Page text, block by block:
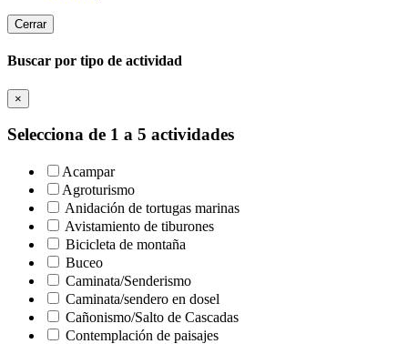
Cerrar
Buscar por tipo de actividad
×
Selecciona de 1 a 5 actividades
Acampar
Agroturismo
Anidación de tortugas marinas
Avistamiento de tiburones
Bicicleta de montaña
Buceo
Caminata/Senderismo
Caminata/sendero en dosel
Cañonismo/Salto de Cascadas
Contemplación de paisajes